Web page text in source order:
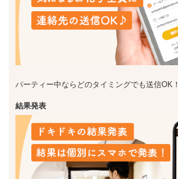
パーティー中ならどのタイミングでも送信OK！
結果発表